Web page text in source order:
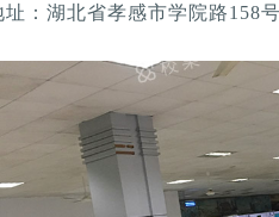
址：湖北省孝感市学院路158号